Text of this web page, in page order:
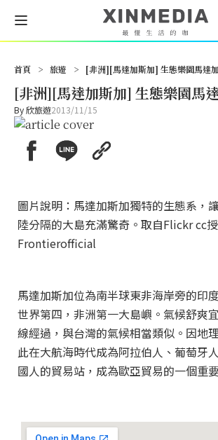
首頁 > 旅遊 > [非洲][馬達加斯加] 生態樂園馬達
[非洲][馬達加斯加] 生態樂園馬
By欣旅遊2013/11/15
圖片說明：馬達加斯加獨特的生態系，
陸分隔的大島充滿驚奇。取自Flickr cc
Frontierofficial
馬達加斯加位為南半球東非海岸旁的印
世界第四，非洲第一大島嶼。氣候舒爽
線經過，與台灣的氣候相當類似。因地
此在大航海時代成為阿拉伯人、葡萄牙
國人的貿易站，成為歐亞貿易的一個重